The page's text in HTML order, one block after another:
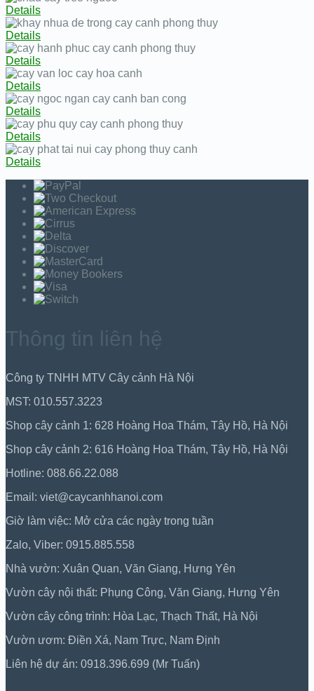
Details
Details
Details
Details
Details
Details
Details
Thông tin liên hệ
Công ty TNHH MTV Cây cảnh Hà Nội
MST: 010.557.3223
Shop cây cảnh 1: 628 Hoàng Hoa Thám, Tây Hồ, Hà Nội
Shop cây cảnh 2: 616 Hoàng Hoa Thám, Tây Hồ, Hà Nội
Hotline: 088.66.22.088
Email: viet@caycanhhanoi.com
Giờ làm việc: Mở cửa các ngày trong tuần
Zalo, Viber: 0915.885.558
Nhà vườn: Xuân Quan, Văn Giang, Hưng Yên
Vườn cây nội thất: Phụng Công, Văn Giang, Hưng Yên
Vườn cây công trình: Hòa Lạc, Thạch Thất, Hà Nội
Vườn ươm: Điền Xá, Nam Trực, Nam Định
Liên hệ dự án: 0918.396.699 (Mr Tuấn)